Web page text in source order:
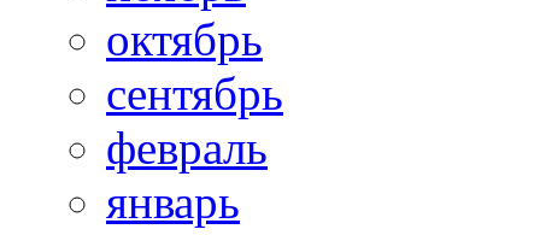
октябрь
сентябрь
февраль
январь